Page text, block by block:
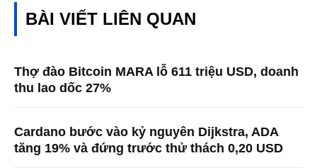
BÀI VIẾT LIÊN QUAN
Thợ đào Bitcoin MARA lỗ 611 triệu USD, doanh
thu lao dốc 27%
Cardano bước vào kỷ nguyên Dijkstra, ADA
tăng 19% và đứng trước thử thách 0,20 USD